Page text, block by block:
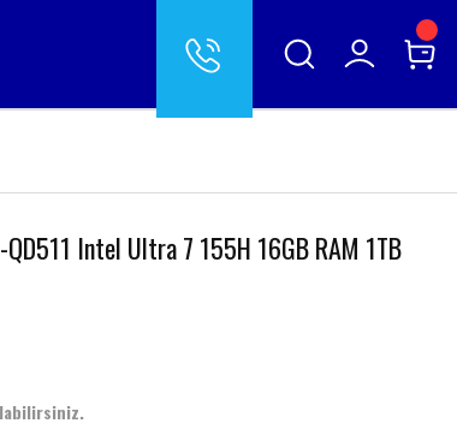
Intel Ultra 7 155H 16GB RAM 1TB